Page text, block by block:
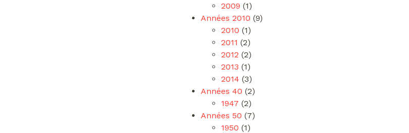
2009 (1)
Années 2010 (9)
2010 (1)
2011 (2)
2012 (2)
2013 (1)
2014 (3)
Années 40 (2)
1947 (2)
Années 50 (7)
1950 (1)